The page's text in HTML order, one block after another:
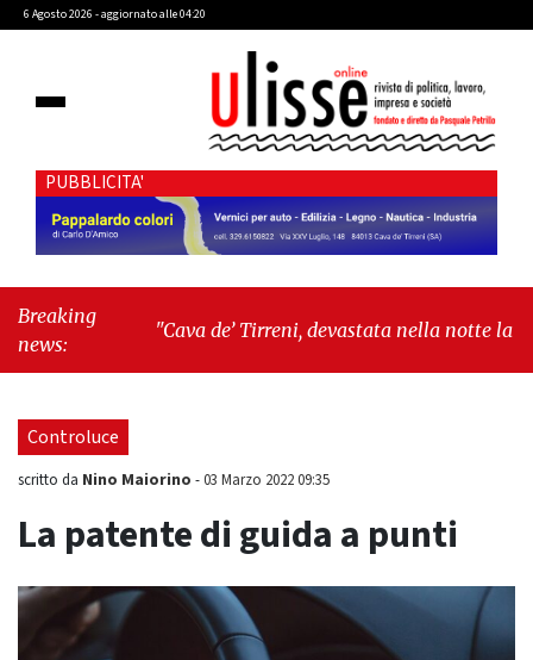
6 Agosto 2026 - aggiornato alle 04:20
PUBBLICITA'
Breaking
news:
"Cava de’ Tirreni, devastata nella notte la Villa
fragilità sociali e pressioni economiche"
Controluce
scritto da Nino Maiorino -03 Marzo 2022 09:35
La patente di guida a punti